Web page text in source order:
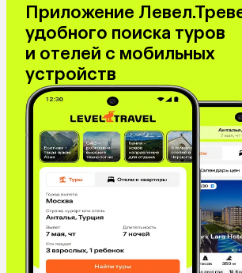
Приложение
удобного поиска туров
и отелей с мобильных
устройств